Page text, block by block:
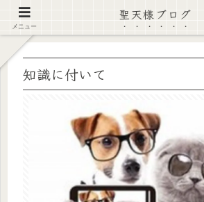
【注意喚起】偽サイト及び偽情報に
知識に付いて
メニュー
聖天様ブログ